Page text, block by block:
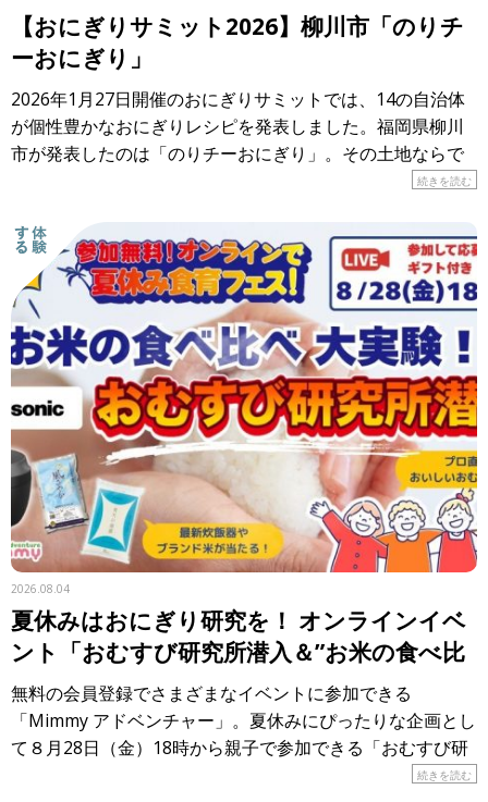
【おにぎりサミット2026】柳川市「のりチ
ーおにぎり」
2026年1月27日開催のおにぎりサミットでは、14の自治体
が個性豊かなおにぎりレシピを発表しました。福岡県柳川
市が発表したのは「のりチーおにぎり」。その土地ならで
はの食材や工夫に注目しながら、レシピを紹介します。 &n
続きを読む
2026.08.04
夏休みはおにぎり研究を！ オンラインイベ
ント「おむすび研究所潜入＆”お米の食べ比
べ”大実験！」
無料の会員登録でさまざまなイベントに参加できる
「Mimmy アドベンチャー」。夏休みにぴったりな企画とし
て８月28日（金）18時から親子で参加できる「おむすび研
究所潜入＆”お米の食べ比べ”大実験！」が開催されます！
続きを読む